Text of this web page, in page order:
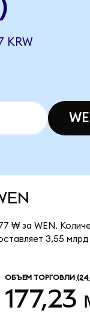
KRW
₩ за WEN.
3,55
ОБЪЕМ ТОРГОВЛИ (24
177,23